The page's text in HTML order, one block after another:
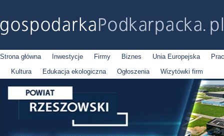
Strona główna Inwestycje Firmy Biznes Unia Europejska
Kultura
Edukacja ekologiczna Ogłoszenia Wizytówki firm